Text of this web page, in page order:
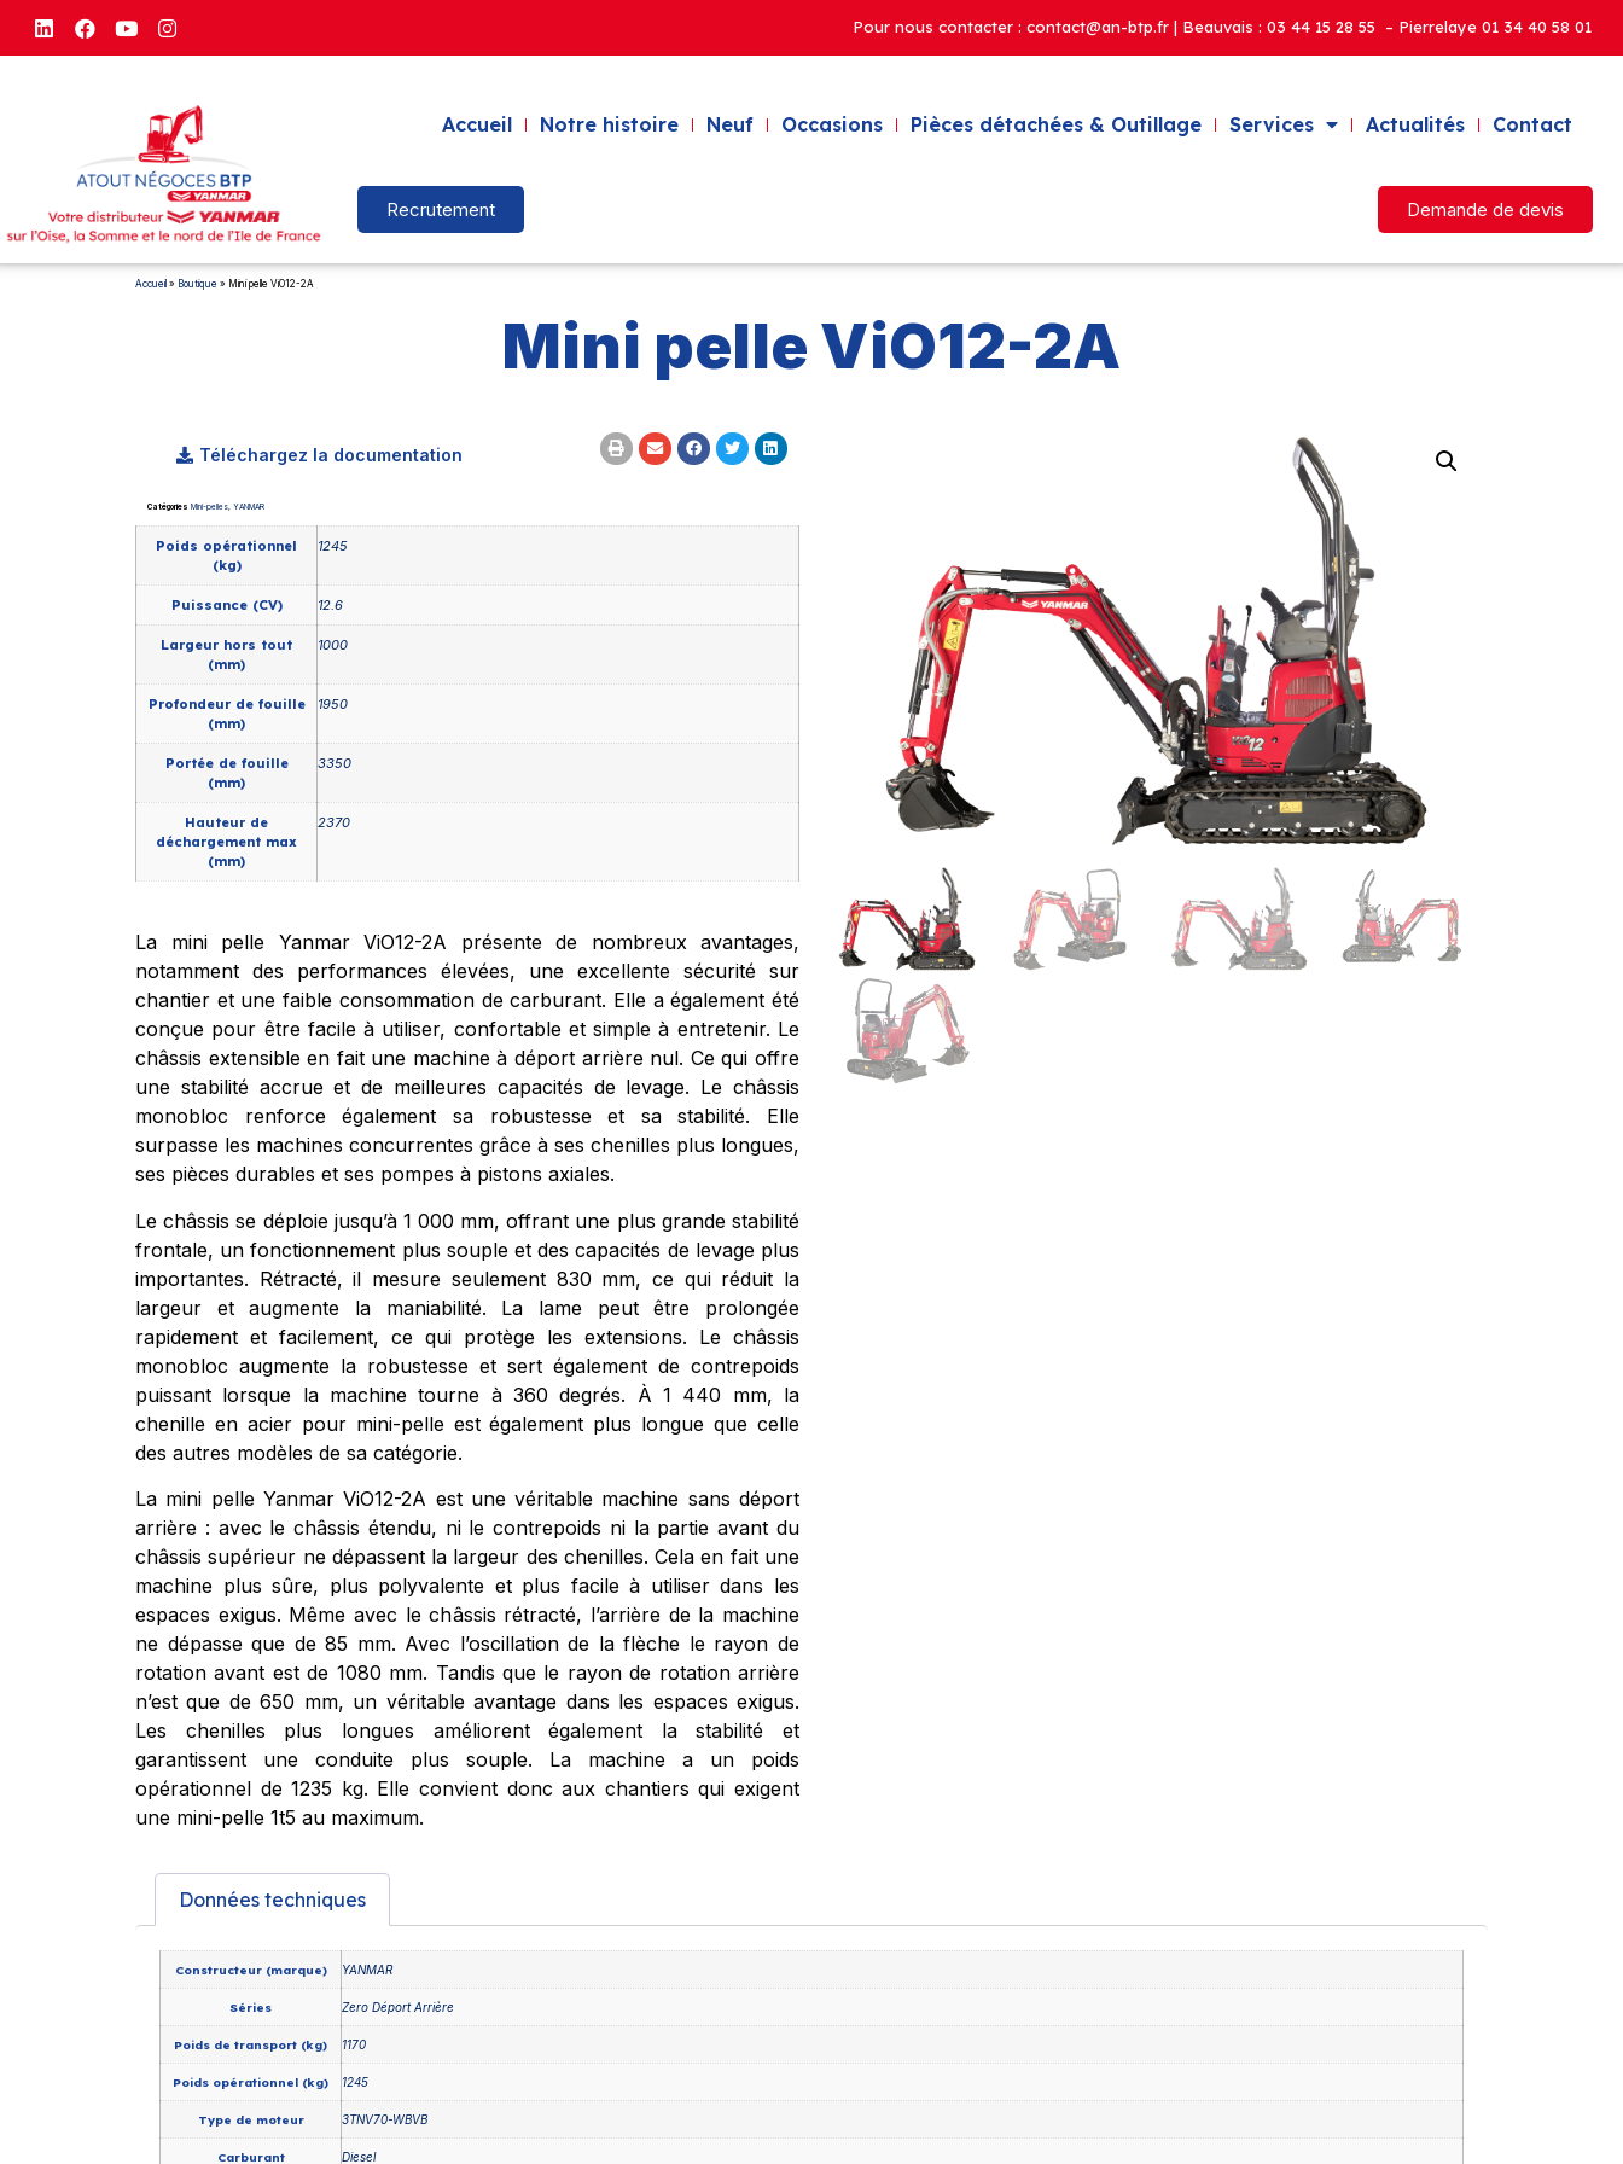
Pour nous contacter : contact@an-btp.fr | Beauvais : 03 44 15 28 55 – Pierrelaye 01 34 40 58 01
Accueil Notre histoire Neuf Occasions Pièces détachées & Outillage Services Actualités Contact
Recrutement Demande de devis
Accueil » Boutique » Mini pelle ViO12-2A
Mini pelle ViO12-2A
Téléchargez la documentation
Catégories Mini-pelles, YANMAR
Poids opérationnel
(kg)
1245
Puissance (CV) 12.6
Largeur hors tout
(mm)
1000
Profondeur de fouille
(mm)
1950
Portée de fouille
(mm)
3350
Hauteur de
déchargement max
(mm)
2370
La mini pelle Yanmar ViO12-2A présente de nombreux avantages,
notamment des performances élevées, une excellente sécurité sur
chantier et une faible consommation de carburant. Elle a également été
conçue pour être facile à utiliser, confortable et simple à entretenir. Le
châssis extensible en fait une machine à déport arrière nul. Ce qui offre
une stabilité accrue et de meilleures capacités de levage. Le châssis
monobloc renforce également sa robustesse et sa stabilité. Elle
surpasse les machines concurrentes grâce à ses chenilles plus longues,
ses pièces durables et ses pompes à pistons axiales.
Le châssis se déploie jusqu’à 1 000 mm, offrant une plus grande stabilité
frontale, un fonctionnement plus souple et des capacités de levage plus
importantes. Rétracté, il mesure seulement 830 mm, ce qui réduit la
largeur et augmente la maniabilité. La lame peut être prolongée
rapidement et facilement, ce qui protège les extensions. Le châssis
monobloc augmente la robustesse et sert également de contrepoids
puissant lorsque la machine tourne à 360 degrés. À 1 440 mm, la
chenille en acier pour mini-pelle est également plus longue que celle
des autres modèles de sa catégorie.
La mini pelle Yanmar ViO12-2A est une véritable machine sans déport
arrière : avec le châssis étendu, ni le contrepoids ni la partie avant du
châssis supérieur ne dépassent la largeur des chenilles. Cela en fait une
machine plus sûre, plus polyvalente et plus facile à utiliser dans les
espaces exigus. Même avec le châssis rétracté, l’arrière de la machine
ne dépasse que de 85 mm. Avec l’oscillation de la flèche le rayon de
rotation avant est de 1080 mm. Tandis que le rayon de rotation arrière
n’est que de 650 mm, un véritable avantage dans les espaces exigus.
Les chenilles plus longues améliorent également la stabilité et
garantissent une conduite plus souple. La machine a un poids
opérationnel de 1235 kg. Elle convient donc aux chantiers qui exigent
une mini-pelle 1t5 au maximum.
Données techniques
Constructeur (marque) YANMAR
Séries Zero Déport Arrière
Poids de transport (kg) 1170
Poids opérationnel (kg) 1245
Type de moteur 3TNV70-WBVB
Carburant Diesel